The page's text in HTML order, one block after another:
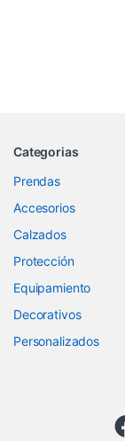
Categorias
Prendas
Accesorios
Calzados
Protección
Equipamiento
Decorativos
Personalizados